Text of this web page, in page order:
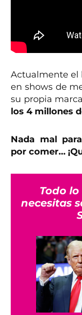
Actualmente el
en shows de
su propia
los 4 millones
Nada mal
por comer…
Todo
necesitas